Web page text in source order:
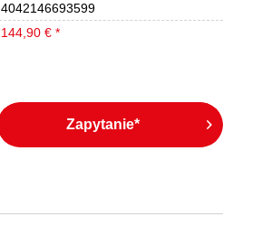
4042146693599
144,90 € *
Zapytanie*